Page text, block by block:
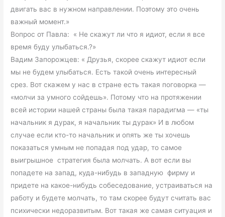
двигать вас в нужном направлении. Поэтому это очень
важный момент.»
Вопрос от Павла: « Не скажут ли что я идиот, если я все
время буду улыбаться.?»
Вадим Запорожцев: « Друзья, скорее скажут идиот если
мы не будем улыбаться. Есть такой очень интересный
срез. Вот скажем у нас в стране есть такая поговорка —
«молчи за умного сойдешь». Потому что на протяжении
всей истории нашей страны была такая парадигма — «ты
начальник я дурак, я начальник ты дурак» И в любом
случае если кто-то начальник и опять же ты хочешь
показаться умным не попадая под удар, то самое
выигрышное стратегия была молчать. А вот если вы
попадете на запад, куда-нибудь в западную фирму и
придете на какое-нибудь собеседование, устраиваться на
работу и будете молчать, то там скорее будут считать вас
психически недоразвитым. Вот такая же самая ситуация и